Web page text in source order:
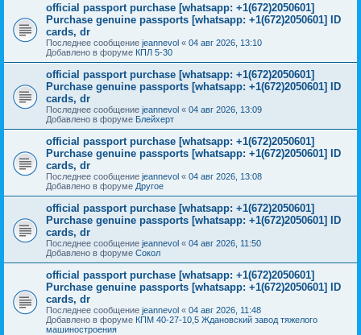
official passport purchase [whatsapp: +1(672)2050601]
Purchase genuine passports [whatsapp: +1(672)2050601] ID
cards, dr
Последнее сообщение jeannevol « 04 авг 2026, 13:10
Добавлено в форуме КПЛ 5-30
official passport purchase [whatsapp: +1(672)2050601]
Purchase genuine passports [whatsapp: +1(672)2050601] ID
cards, dr
Последнее сообщение jeannevol « 04 авг 2026, 13:09
Добавлено в форуме Блейхерт
official passport purchase [whatsapp: +1(672)2050601]
Purchase genuine passports [whatsapp: +1(672)2050601] ID
cards, dr
Последнее сообщение jeannevol « 04 авг 2026, 13:08
Добавлено в форуме Другое
official passport purchase [whatsapp: +1(672)2050601]
Purchase genuine passports [whatsapp: +1(672)2050601] ID
cards, dr
Последнее сообщение jeannevol « 04 авг 2026, 11:50
Добавлено в форуме Сокол
official passport purchase [whatsapp: +1(672)2050601]
Purchase genuine passports [whatsapp: +1(672)2050601] ID
cards, dr
Последнее сообщение jeannevol « 04 авг 2026, 11:48
Добавлено в форуме КПМ 40-27-10,5 Ждановский завод тяжелого
машиностроения